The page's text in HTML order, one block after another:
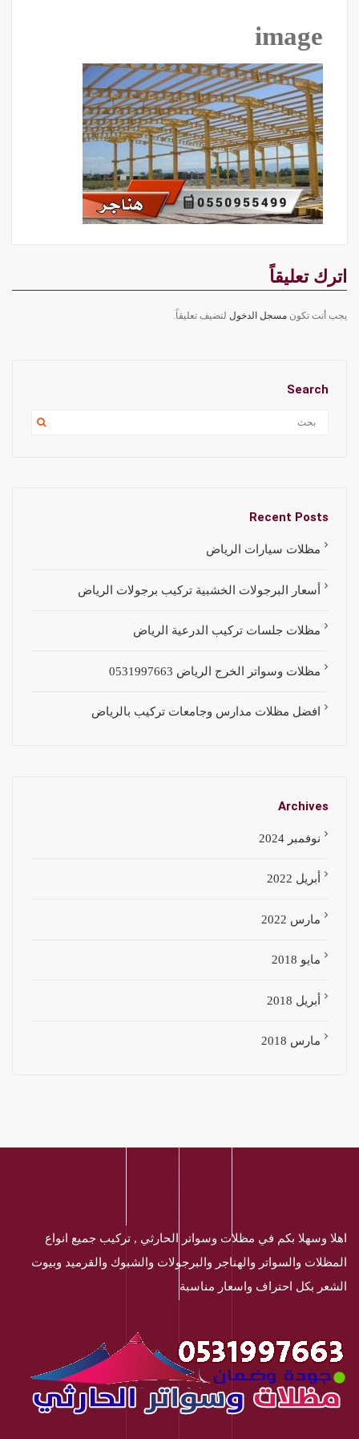
image
اترك تعليقاً
يجب أنت تكون مسجل الدخول لتضيف تعليقاً.
Search
Recent Posts
مظلات سيارات الرياض
أسعار البرجولات الخشبية تركيب برجولات الرياض
مظلات جلسات تركيب الدرعية الرياض
مظلات وسواتر الخرج الرياض 0531997663
افضل مظلات مدارس وجامعات تركيب بالرياض
Archives
نوفمبر 2024
أبريل 2022
مارس 2022
مايو 2018
أبريل 2018
مارس 2018
اهلا وسهلا بكم في مظلات وسواتر الحارثي , تركيب جميع انواع
المظلات والسواتر والهناجر والبرجولات والشبوك والقرميد وبيوت
الشعر بكل احتراف واسعار مناسبة